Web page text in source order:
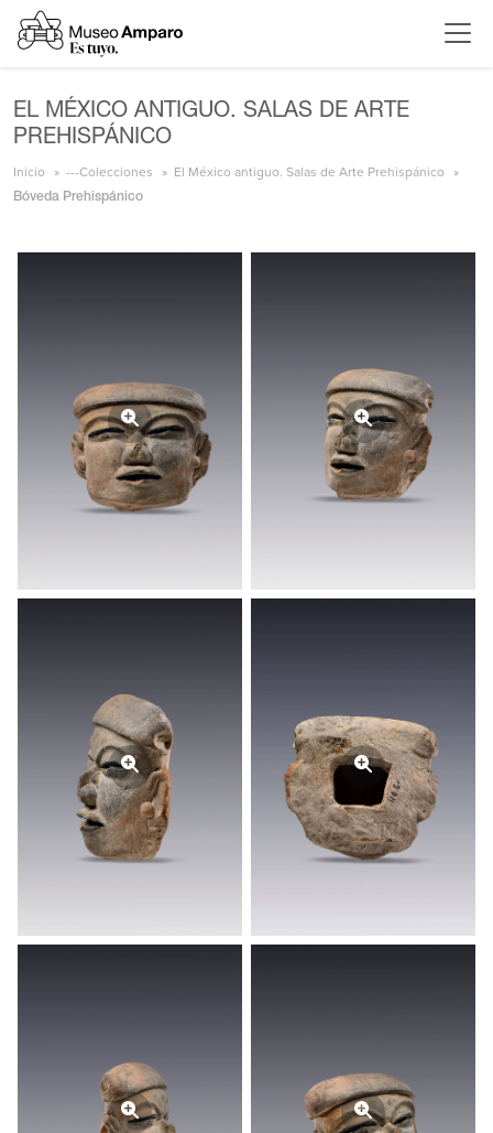
EL MÉXICO ANTIGUO. SALAS DE ARTE
PREHISPÁNICO
Inicio ---Colecciones El México antiguo. Salas de Arte Prehispánico
Bóveda Prehispánico